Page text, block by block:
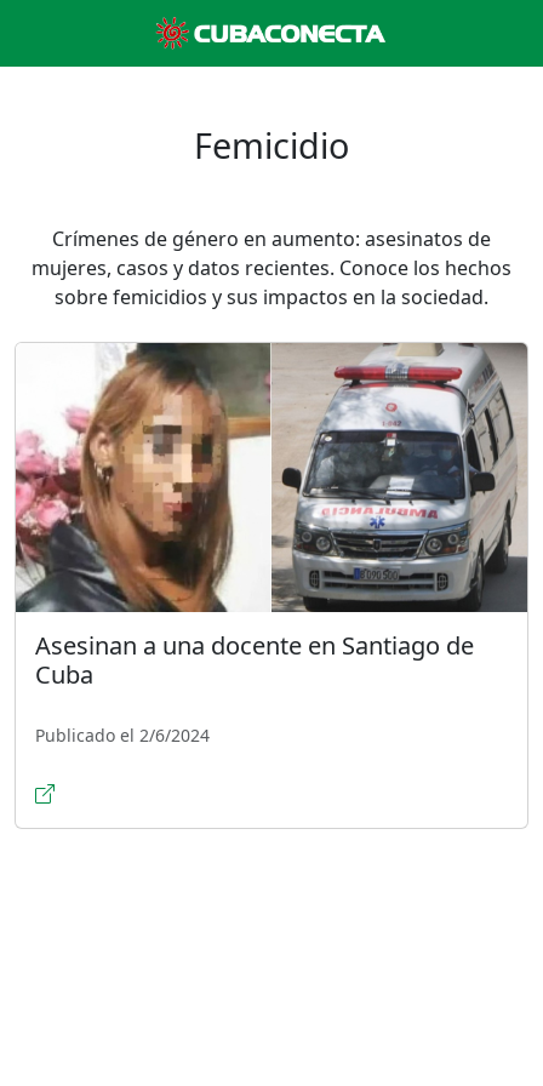
Femicidio
Crímenes de género en aumento: asesinatos de
mujeres, casos y datos recientes. Conoce los hechos
sobre femicidios y sus impactos en la sociedad.
Asesinan a una docente en Santiago de
Cuba
Publicado el 2/6/2024